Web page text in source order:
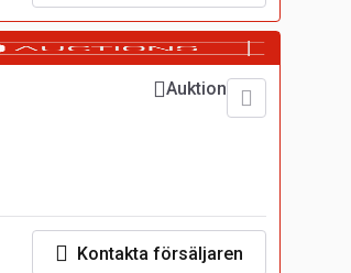
Auktion
Kontakta försäljaren